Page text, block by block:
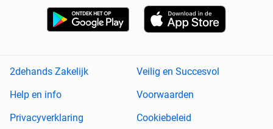
2dehands Zakelijk
Veilig en Succesvol
Help en info
Voorwaarden
Privacyverklaring
Cookiebeleid